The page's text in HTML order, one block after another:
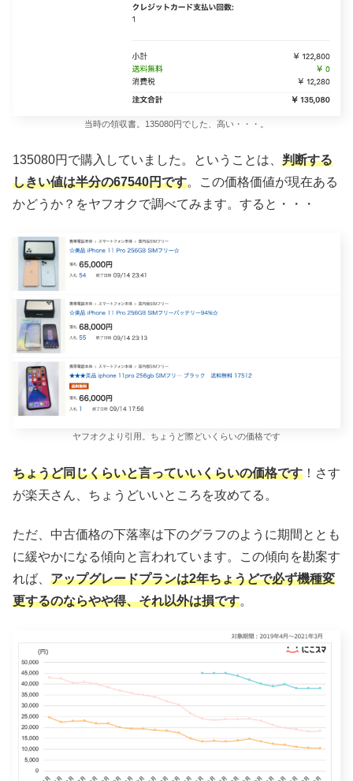
当時の領収書。135080円でした、高い・・・。
135080円で購入していました。ということは、 判断する
しきい値は半分の67540円です。この価格価値が現在ある
かどうか？をヤフオクで調べてみます。すると・・・
ヤフオクより引用。ちょうど際どいくらいの価格です
ちょうど同じくらいと言っていいくらいの価格です ！さす
が楽天さん、ちょうどいいところを攻めてる。
ただ、中古価格の下落率は下のグラフのように期間ととも
に緩やかになる傾向と言われています。この傾向を勘案す
れば、 アップグレードプランは2年ちょうどで必ず機種変
更するのならやや得、それ以外は損です。